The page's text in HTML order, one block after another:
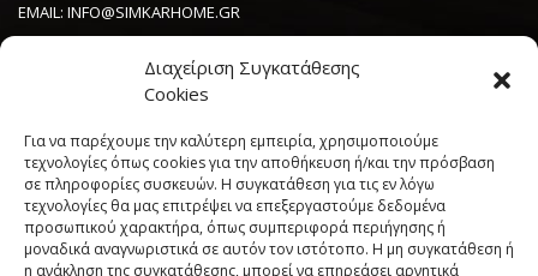
Διαχείριση Συγκατάθεσης
Cookies
Για να παρέχουμε την καλύτερη εμπειρία, χρησιμοποιούμε
τεχνολογίες όπως cookies για την αποθήκευση ή/και την πρόσβαση
σε πληροφορίες συσκευών. Η συγκατάθεση για τις εν λόγω
τεχνολογίες θα μας επιτρέψει να επεξεργαστούμε δεδομένα
προσωπικού χαρακτήρα, όπως συμπεριφορά περιήγησης ή
μοναδικά αναγνωριστικά σε αυτόν τον ιστότοπο. Η μη συγκατάθεση ή
η ανάκληση της συγκατάθεσης, μπορεί να επηρεάσει αρνητικά
EMAIL: INFO@SIMKARHOME.GR
NEWSLETTER
----------------------